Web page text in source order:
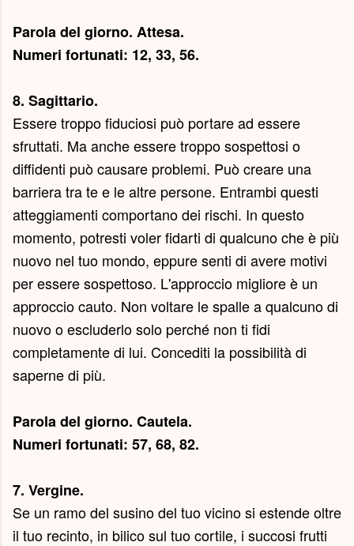
Parola del giorno. Attesa.
Numeri fortunati: 12, 33, 56.
8. Sagittario.
Essere troppo fiduciosi può portare ad essere
sfruttati. Ma anche essere troppo sospettosi o
diffidenti può causare problemi. Può creare una
barriera tra te e le altre persone. Entrambi questi
atteggiamenti comportano dei rischi. In questo
momento, potresti voler fidarti di qualcuno che è più
nuovo nel tuo mondo, eppure senti di avere motivi
per essere sospettoso. L'approccio migliore è un
approccio cauto. Non voltare le spalle a qualcuno di
nuovo o escluderlo solo perché non ti fidi
completamente di lui. Concediti la possibilità di
saperne di più.
Parola del giorno. Cautela.
Numeri fortunati: 57, 68, 82.
7. Vergine.
Se un ramo del susino del tuo vicino si estende oltre
il tuo recinto, in bilico sul tuo cortile, i succosi frutti